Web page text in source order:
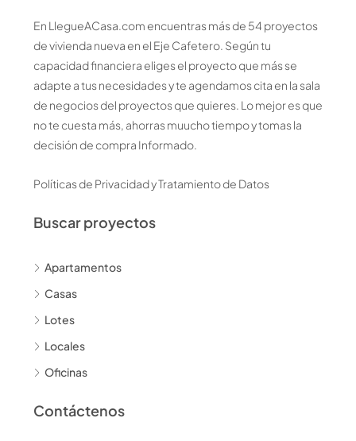
En LlegueACasa.com encuentras más de 54 proyectos
de vivienda nueva en el Eje Cafetero. Según tu
capacidad financiera eliges el proyecto que más se
adapte a tus necesidades y te agendamos cita en la sala
de negocios del proyectos que quieres. Lo mejor es que
no te cuesta más, ahorras muucho tiempo y tomas la
decisión de compra Informado.
Políticas de Privacidad y Tratamiento de Datos
Buscar proyectos
Apartamentos
Casas
Lotes
Locales
Oficinas
Contáctenos